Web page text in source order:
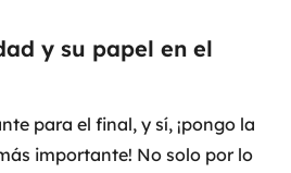
y su papel en el
para el final, y sí, ¡pongo la
importante! No solo por lo